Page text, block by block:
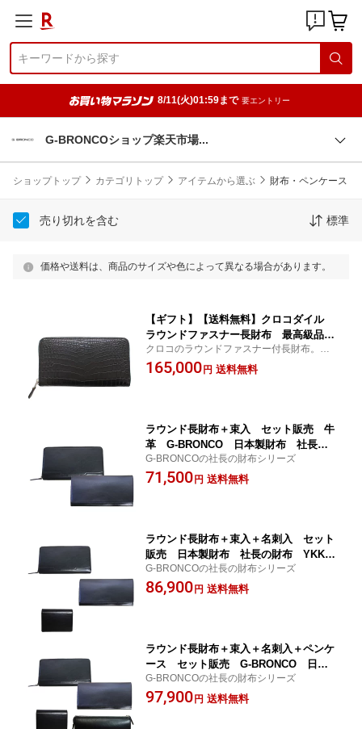
8/11(火)01:59まで 要エントリー
G-BRONCOショップ楽天市場
ショップトップ カテゴリトップ アイテムから選ぶ 財布・ペンケース
売り切れを含む 標準
価格や送料は、商品のサイズや色によって異なる場合があります。
【ギフト】【送料無料】クロコダイル
ラウンドファスナー長財布 最高級品
日本製 紳士財布 メンズ財布 ギフ
ト ワニ革財布 BAMBI プレジデン
クロコのラウンドファスナー付長財布。職
人による手作りで、最高級の本革を使用し
た至極の逸品。日本製。
165,000 円 送料無料
ラウンド長財布＋束入 セット販売 牛
革 G-BRONCO 日本製財布 社長の
財布 出張用財布セット YKKファスナ
ー使用 植物タンニン鞣し革 プレゼン
G-BRONCOの社長の財布シリーズ
71,500 円 送料無料
ラウンド長財布＋束入＋名刺入 セット
販売 日本製財布 社長の財布 YKKフ
ァスナー使用 植物タンニン鞣し革 プ
レゼント クリスマスギフト 誕生日ギ
G-BRONCOの社長の財布シリーズ
86,900 円 送料無料
ラウンド長財布＋束入＋名刺入＋ペンケ
ース セット販売 G-BRONCO 日本
製財布 社長の財布 YKKファスナー使
用 植物タンニン鞣し革 社長就任祝
G-BRONCOの社長の財布シリーズ
97,900 円 送料無料